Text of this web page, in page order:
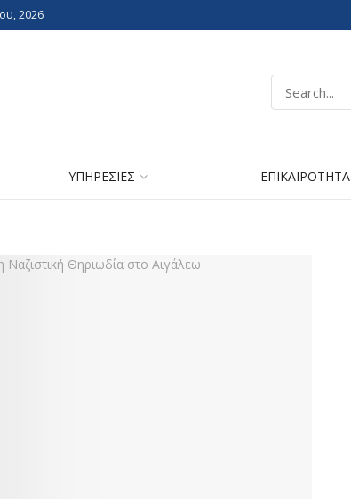
2026
ΥΠΗΡΕΣΙΕΣ ΕΠΙΚΑΙΡΟΤΗΤΑ